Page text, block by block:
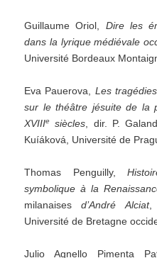
Guillaume Oriol, Dire les
dans la lyrique médiévale
Université Bordeaux
Eva Pauerova, Les tragédies
sur le théâtre jésuite de la
XVIIIe siècles , dir. P.
Kuíáková, Université de
Thomas Penguilly,
symbolique à la
milanaisesd’André Alciat,
Université de Bretagne
Julio Agnello Pimenta